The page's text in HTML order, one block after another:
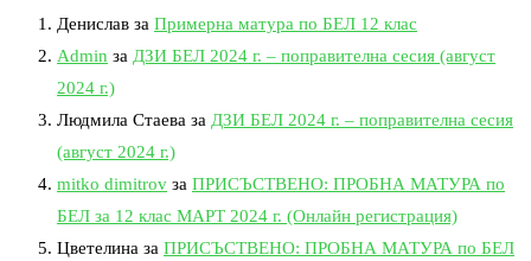
Денислав за Примерна матура по БЕЛ 12 клас
Admin за ДЗИ БЕЛ 2024 г. – поправителна сесия (август
2024 г.)
Людмила Стаева за ДЗИ БЕЛ 2024 г. – поправителна сесия
(август 2024 г.)
mitko dimitrov за ПРИСЪСТВЕНО: ПРОБНА МАТУРА по
БЕЛ за 12 клас МАРТ 2024 г. (Онлайн регистрация)
Цветелина за ПРИСЪСТВЕНО: ПРОБНА МАТУРА по БЕЛ